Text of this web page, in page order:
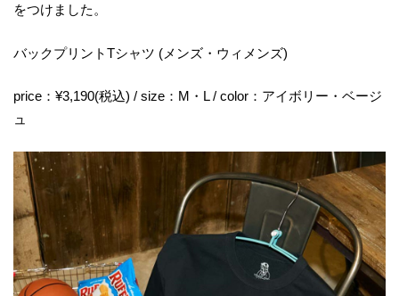
をつけました。
バックプリントTシャツ (メンズ・ウィメンズ)
price：¥3,190(税込) / size：M・L / color：アイボリー・ベージ
ュ